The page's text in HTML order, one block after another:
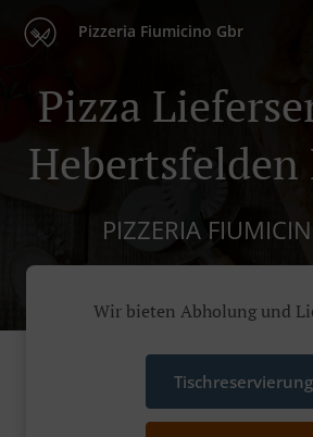
Pizzeria Fiumicino Gbr
Pizza
Hebertsfelden
PIZZERIA
Wir bieten Abholung und
Tischreservierung